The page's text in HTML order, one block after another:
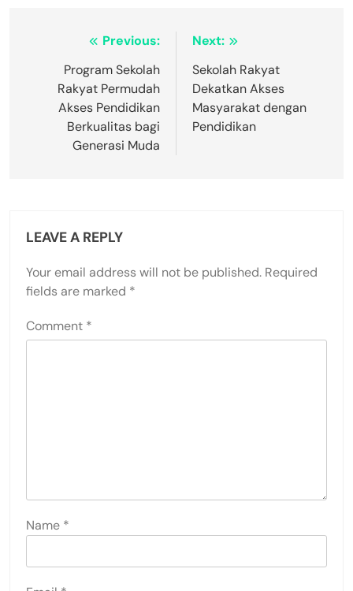
navigation
Previous:
Program Sekolah
Rakyat Permudah
Akses Pendidikan
Berkualitas bagi
Generasi Muda
Next:
Sekolah Rakyat
Dekatkan Akses
Masyarakat dengan
Pendidikan
LEAVE A REPLY
Your email address will not be published. Required
fields are marked *
Comment *
Name *